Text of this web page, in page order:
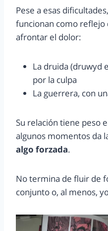
Pese a esas
funcionan como reflejo
afrontar el dolor:
La druida (druwyd
por la culpa
La guerrera, con
Su relación tiene peso
algunos momentos da
algo forzada.
No termina de fluir de
conjunto o, al menos,